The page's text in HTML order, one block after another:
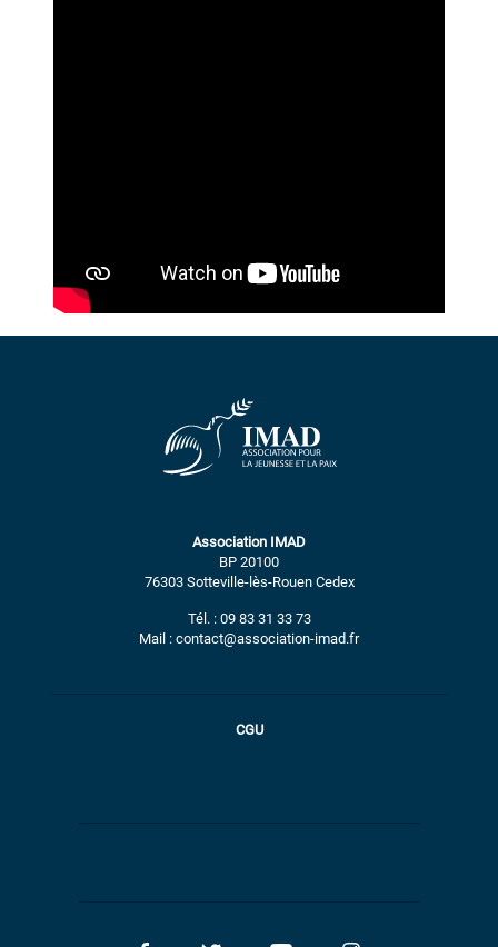
Association IMAD
BP 20100
76303 Sotteville-lès-Rouen Cedex
Tél. : 09 83 31 33 73
Mail : contact@association-imad.fr
CGU